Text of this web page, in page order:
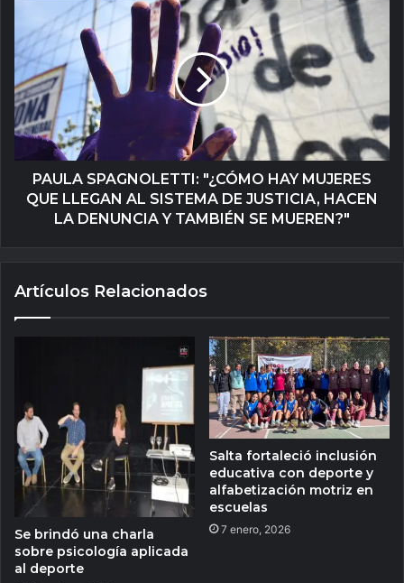
PAULA SPAGNOLETTI: "¿CÓMO HAY MUJERES
QUE LLEGAN AL SISTEMA DE JUSTICIA, HACEN
LA DENUNCIA Y TAMBIÉN SE MUEREN?"
Artículos Relacionados
Se brindó una charla
sobre psicología aplicada
al deporte
Salta fortaleció inclusión
educativa con deporte y
alfabetización motriz en
escuelas
7 enero, 2026